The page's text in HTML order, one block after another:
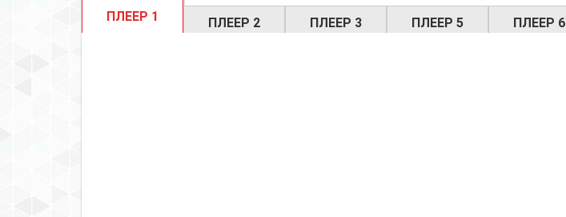
ПЛЕЕР 1 ПЛЕЕР 2 ПЛЕЕР 3 ПЛЕЕР 5 ПЛЕЕР 6